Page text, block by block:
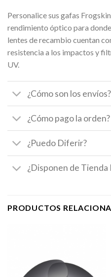
Personalice sus gafas
rendimiento óptico para
lentes de recambio cuentan
resistencia a los impactos y
UV.
¿Cómo son los envíos?
¿Cómo pago la orden?
¿Puedo Diferir?
¿Disponen de Tienda
PRODUCTOS